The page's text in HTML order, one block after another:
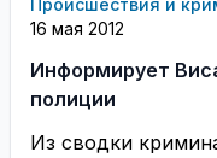
Происшествия и
16 мая 2012
Информирует
полиции
Из сводки